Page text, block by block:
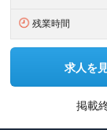
残業時間
求人を
掲載